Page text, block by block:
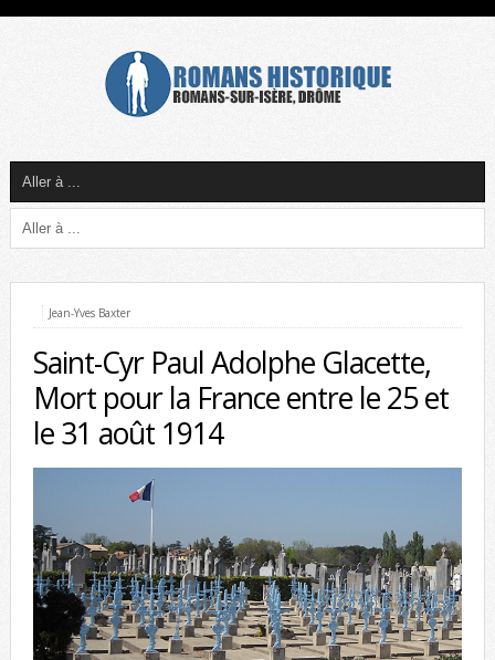
Jean-Yves Baxter
Saint-Cyr Paul Adolphe Glacette,
Mort pour la France entre le 25 et
le 31 août 1914